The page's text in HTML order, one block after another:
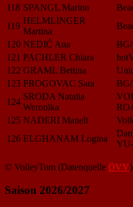
118 SPANGL Marion
119
HELMLINGER
Martina
120 NEDIĆ Ana
121 PACHLER Chiara
122 GRAML Bettina
123 PROGOVAC Sara
124
SRODA Natalia
Weronika
125 NADERI Maneli
126 ELGHANAM Logina
© VolleyTom (Datenquelle ÖVV)
Saison 2026/2027